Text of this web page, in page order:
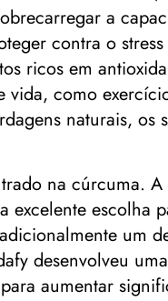
a
contra o
ricos em
vida, como
naturais, os
na cúrcuma.
escolha
um
desenvolveu
aumentar